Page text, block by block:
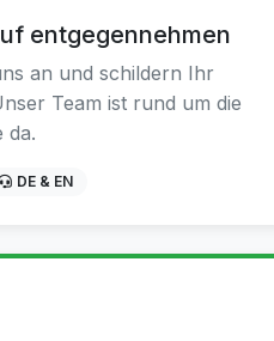
entgegennehmen
an und schildern Ihr
Team ist rund um die
da.
DE & EN